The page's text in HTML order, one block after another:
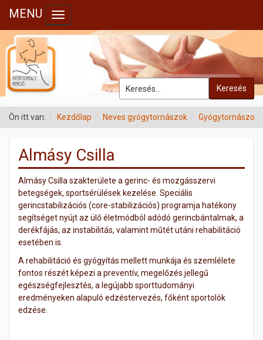
Keresés
MENU Toggle navigation
Ön itt van: Kezdőlap Neves gyógytornászok Gyógytornászok
Almásy Csilla
Almásy Csilla szakterülete a gerinc- és mozgásszervi
betegségek, sportsérülések kezelése. Speciális
gerincstabilizációs (core-stabilizációs) programja hatékony
segítséget nyújt az ülő életmódból adódó gerincbántalmak, a
derékfájás, az instabilitás, valamint műtét utáni rehabilitáció
esetében is.
A rehabilitáció és gyógyítás mellett munkája és szemlélete
fontos részét képezi a preventív, megelőzés jellegű
egészségfejlesztés, a legújabb sporttudományi
eredményeken alapuló edzéstervezés, főként sportolók
edzése.